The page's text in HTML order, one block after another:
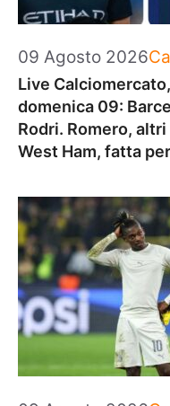
09 Agosto 2026
Live
domenica 09:
Rodri. Romero,
West Ham, fatta